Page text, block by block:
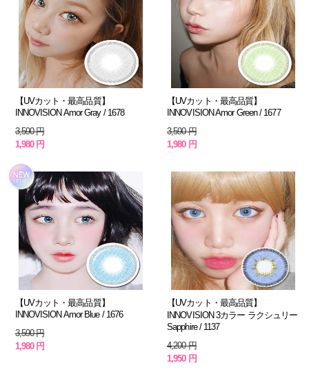
【UVカット・最高品質】
INNOVISION Amor Gray / 1678
3,590 円
1,980 円
【UVカット・最高品質】
INNOVISION Amor Green / 1677
3,590 円
1,980 円
【UVカット・最高品質】
INNOVISION Amor Blue / 1676
3,590 円
1,980 円
【UVカット・最高品質】
INNOVISION 3カラー ラクシュリー
Sapphire / 1137
4,200 円
1,950 円